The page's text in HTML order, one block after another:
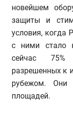
новейшем
защиты и
условия, когда
с ними стало
сейчас 75%
разрешенных к
рубежом. Они
площадей.